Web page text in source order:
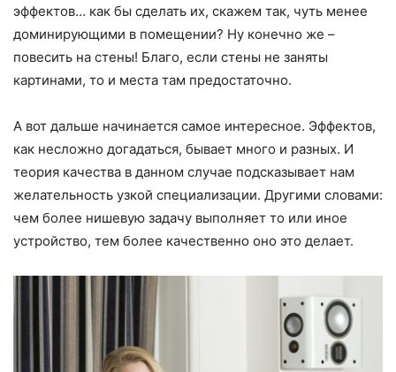
эффектов… как бы сделать их, скажем так, чуть менее
доминирующими в помещении? Ну конечно же –
повесить на стены! Благо, если стены не заняты
картинами, то и места там предостаточно.
А вот дальше начинается самое интересное. Эффектов,
как несложно догадаться, бывает много и разных. И
теория качества в данном случае подсказывает нам
желательность узкой специализации. Другими словами:
чем более нишевую задачу выполняет то или иное
устройство, тем более качественно оно это делает.